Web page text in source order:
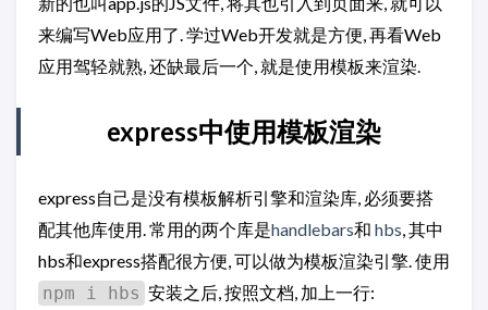
来编写Web应用了. 学过Web开发就是方便, 再看Web
应用驾轻就熟, 还缺最后一个, 就是使用模板来渲染.
express中使用模板渲染
express自己是没有模板解析引擎和渲染库, 必须要搭
配其他库使用. 常用的两个库是handlebars和 hbs, 其中
hbs和express搭配很方便, 可以做为模板渲染引擎. 使用
npm i hbs 安装之后, 按照文档, 加上一行: